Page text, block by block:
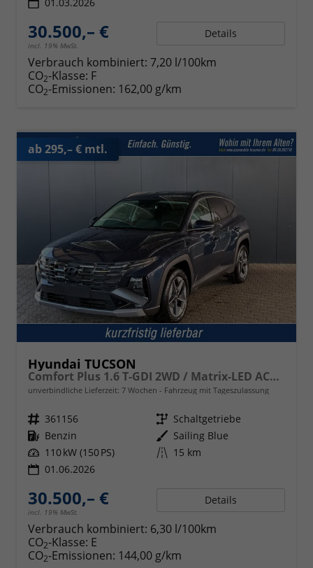
30.500,– €
incl. 19% MwSt.
Details
Verbrauch kombiniert: 7,20 l/100km
CO2-Klasse: F
CO2-Emissionen: 162,00 g/km
ab 295,– € mtl.
Hyundai TUCSON
Comfort Plus 1.6 T-GDI 2WD / Matrix-LED ACC Shz vo+hi + Lenkradheizung Elek. Heck Alu 18"
unverbindliche Lieferzeit: 7 Wochen Fahrzeug mit Tageszulassung
Fahrzeugnr. 361156 Getriebe Schaltgetriebe
Kraftstoff Benzin Außenfarbe Sailing Blue
Leistung 110 kW (150 PS) Kilometerstand 15 km
01.06.2026
30.500,– €
incl. 19% MwSt.
Details
Verbrauch kombiniert: 6,30 l/100km
CO2-Klasse: E
CO2-Emissionen: 144,00 g/km